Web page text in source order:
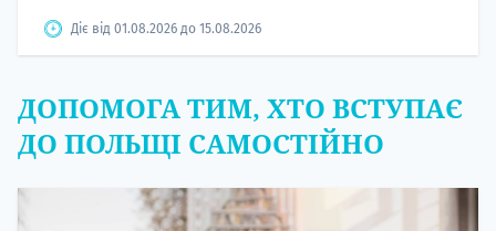
Діє від 01.08.2026 до 15.08.2026
ДОПОМОГА ТИМ, ХТО ВСТУПАЄ
ДО ПОЛЬЩІ САМОСТІЙНО